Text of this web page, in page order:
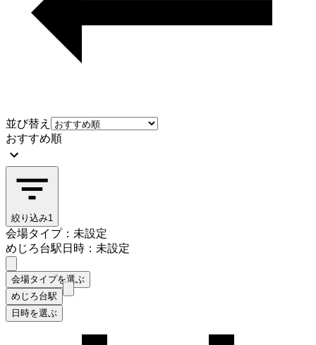
並び替え
おすすめ順
絞り込み1
会場タイプ：未設定
めじろ台駅日時：未設定
会場タイプを選ぶ
めじろ台駅
日時を選ぶ